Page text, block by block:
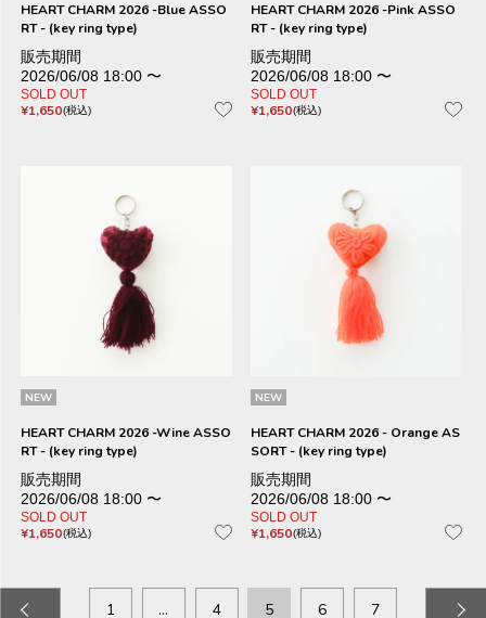
HEART CHARM 2026 -Blue ASSO
RT - (key ring type)
販売期間
2026/06/08 18:00 〜
SOLD OUT
¥1,650 税込
HEART CHARM 2026 -Pink ASSO
RT - (key ring type)
販売期間
2026/06/08 18:00 〜
SOLD OUT
¥1,650 税込
NEW
HEART CHARM 2026 -Wine ASSO
RT - (key ring type)
販売期間
2026/06/08 18:00 〜
SOLD OUT
¥1,650 税込
NEW
HEART CHARM 2026 - Orange AS
SORT - (key ring type)
販売期間
2026/06/08 18:00 〜
SOLD OUT
¥1,650 税込
1 … 4 5 6 7